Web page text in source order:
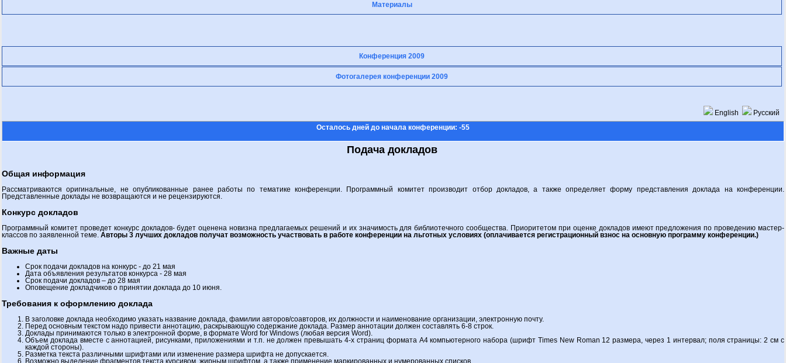
Материалы
Конференция 2009
Фотогалерея конференции 2009
English
Русский
Осталось дней до начала конференции: -55
Подача докладов
Общая информация
Рассматриваются оригинальные, не опубликованные ранее работы по тематике конференции. Программный комитет производит отбор докладов, а также определяет форму представления доклада на конференции.
Представленные доклады не возвращаются и не рецензируются.
Конкурс докладов
Программный комитет проведет конкурс докладов- будет оценена новизна предлагаемых решений и их значимость для библиотечного сообщества. Приоритетом при оценке докладов имеют предложения по проведению мастер-
классов по заявленной теме. Авторы 3 лучших докладов получат возможность участвовать в работе конференции на льготных условиях (оплачивается регистрационный взнос на основную программу конференции.)
Важные даты
Срок подачи докладов на конкурс - до 21 мая
Дата объявления результатов конкурса - 28 мая
Срок подачи докладов – до 28 мая
Оповещение докладчиков о принятии доклада до 10 июня.
Требования к оформлению доклада
В заголовке доклада необходимо указать название доклада, фамилии авторов/соавторов, их должности и наименование организации, электронную почту.
Перед основным текстом надо привести аннотацию, раскрывающую содержание доклада. Размер аннотации должен составлять 6-8 строк.
Доклады принимаются только в электронной форме, в формате Word for Windows (любая версия Word).
Объем доклада вместе с аннотацией, рисунками, приложениями и т.п. не должен превышать 4-х страниц формата А4 компьютерного набора (шрифт Times New Roman 12 размера, через 1 интервал; поля страницы: 2 см с
каждой стороны).
Разметка текста различными шрифтами или изменение размера шрифта не допускается.